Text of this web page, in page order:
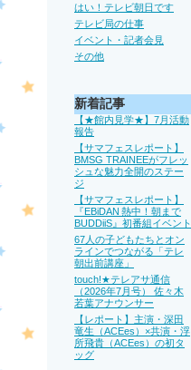
はい！テレビ朝日です
テレビ局の仕事
イベント・記者会見
その他
新着記事
【★館内見学★】7月活動
報告
【サマフェスレポート】
BMSG TRAINEEがフレッ
シュな魅力全開のステー
ジ
【サマフェスレポート】
『EBiDAN 熱中！朝まで
BUDDiiS』初番組イベント
67人の子どもたちとオン
ラインでつながる「テレ
朝出前講座」
touch!★テレアサ通信
（2026年7月号） 佐々木
若葉アナウンサー
【レポート】主演・深田
竜生（ACEes）×共演・浮
所飛貴（ACEes）の初タ
ッグ